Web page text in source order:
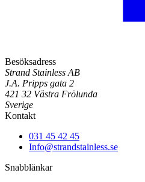
Besöksadress
Strand Stainless AB
J.A. Pripps gata 2
421 32 Västra Frölunda
Sverige
Kontakt
031 45 42 45
Info@strandstainless.se
Snabblänkar